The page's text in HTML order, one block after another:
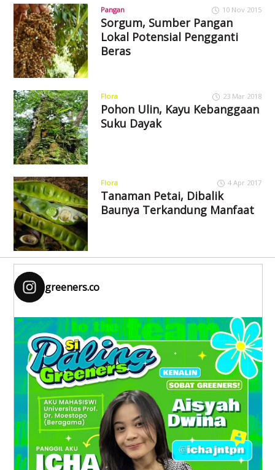
Pangan 10 Nov 2015
Sorgum, Sumber Pangan
Lokal Potensial Pengganti
Beras
Flora 23 Mar 2018
Pohon Ulin, Kayu Kebanggaan
Suku Dayak
Flora 4 Apr 2017
Tanaman Petai, Dibalik
Baunya Terkandung Manfaat
greeners.co